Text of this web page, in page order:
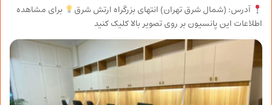
آدرس: (شمال شرق تهران) انتهای بزرگراه ارتش شرق
برای مشاهده
اطلاعات این پانسیون بر روی تصویر بالا کلیک کنید